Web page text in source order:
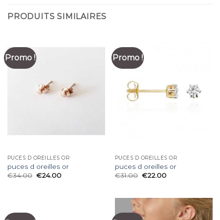
PRODUITS SIMILAIRES
Promo !
PUCES D OREILLES OR
puces d oreilles or
€34.00 €24.00
Promo !
PUCES D OREILLES OR
puces d oreilles or
€31.00 €22.00